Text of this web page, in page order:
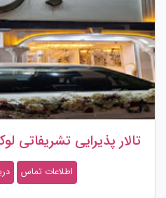
تالار پذیرایی
اطلاعات تماس